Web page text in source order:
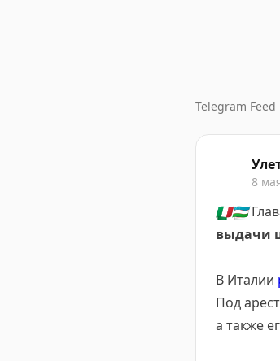
Telegram Feed
8
🇮🇹🇺🇿
выдачи
В Италии
Под
а также